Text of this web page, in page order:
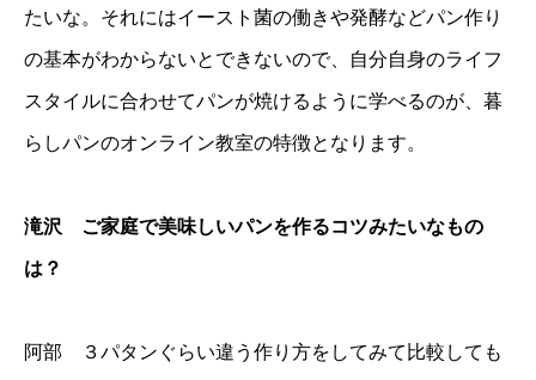
たいな。それにはイースト菌の働きや発酵などパン作り
の基本がわからないとできないので、自分自身のライフ
スタイルに合わせてパンが焼けるように学べるのが、暮
らしパンのオンライン教室の特徴となります。
滝沢 ご家庭で美味しいパンを作るコツみたいなもの
は？
阿部 ３パタンぐらい違う作り方をしてみて比較しても